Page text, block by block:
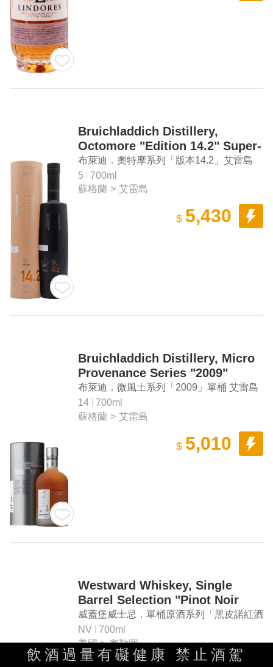
Bruichladdich Distillery,
Octomore "Edition 14.2" Super-
Heavily Peated Islay Single
Malt Scotch Whisky
布萊迪．奧特摩系列「版本14.2」艾雷島
單一麥芽蘇格蘭威士忌
5
700ml
蘇格蘭 > 艾雷島
$ 5,430
Bruichladdich Distillery, Micro
Provenance Series "2009"
Single Cask Islay Single Malt
Scotch Whisky
布萊迪．微風土系列「2009」單桶 艾雷島
單一麥芽蘇格蘭威士忌
14
700ml
蘇格蘭 > 艾雷島
$ 5,010
Westward Whiskey, Single
Barrel Selection "Pinot Noir
Cask" American Single Malt
Whiskey
威蓋堡威士忌．單桶原酒系列「黑皮諾紅酒
桶」單一麥芽美國威士忌
NV
700ml
美國 > 奧勒岡
飲酒過量有礙健康 禁止酒駕